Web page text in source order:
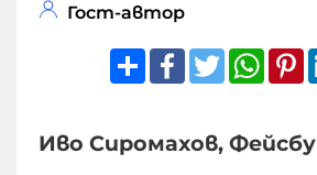
Гост-автор
ShareFacebook
Twitter
Иво Сиромахов,